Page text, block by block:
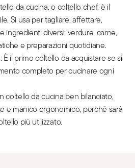
da cucina, o coltello chef, è il
Si usa per tagliare, affettare,
ingredienti diversi: verdure, carne,
e preparazioni quotidiane.
il primo coltello da acquistare se si
completo per cucinare ogni
coltello da cucina ben bilanciato,
e manico ergonomico, perché sarà
più utilizzato.